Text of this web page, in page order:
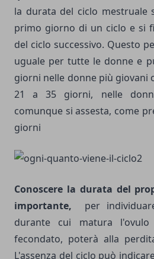
la durata del ciclo mestruale
primo giorno di un ciclo e si
del ciclo successivo. Questo
uguale per tutte le donne e
giorni nelle donne più giovani
21 a 35 giorni, nelle
comunque si assesta, come
giorni
Conoscere la durata del
importante,
per
durante cui matura
fecondato, poterà alla
L'assenza del ciclo può